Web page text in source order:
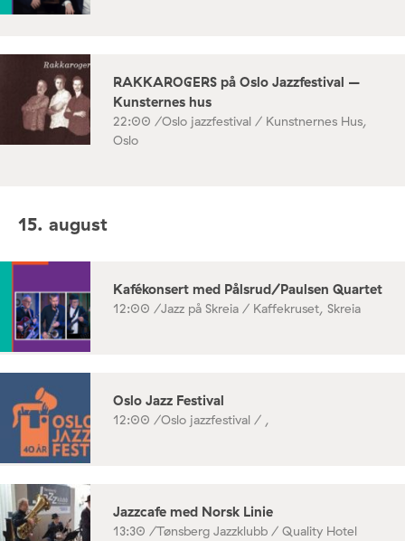
RAKKAROGERS på Oslo Jazzfestival –
Kunsternes hus
22:00 /Oslo jazzfestival / Kunstnernes Hus,
Oslo
15. august
Kafékonsert med Pålsrud/Paulsen Quartet
12:00 /Jazz på Skreia / Kaffekruset, Skreia
Oslo Jazz Festival
12:00 /Oslo jazzfestival / ,
Jazzcafe med Norsk Linie
13:30 /Tønsberg Jazzklubb / Quality Hotel